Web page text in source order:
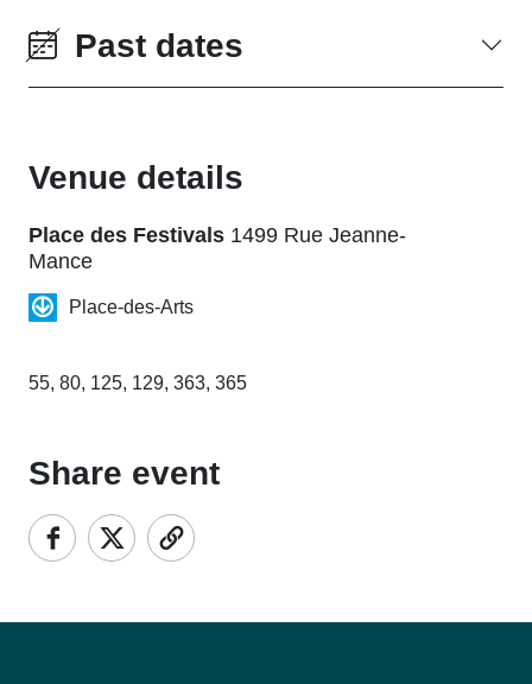
Past dates
Venue details
Place des Festivals 1499 Rue Jeanne-
Mance
Place-des-Arts
55, 80, 125, 129, 363, 365
Share event